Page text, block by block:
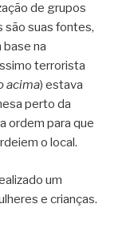
de grupos
são suas fontes,
na
terrorista
acima) estava
perto da
ordem para que
o local.
um
e crianças.